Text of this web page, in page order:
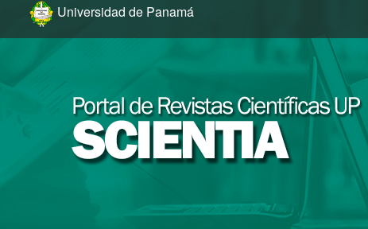
Ir al menú de navegación principal
Ir al contenido principal
Ir al pie de página del sitio
Universidad de Panamá